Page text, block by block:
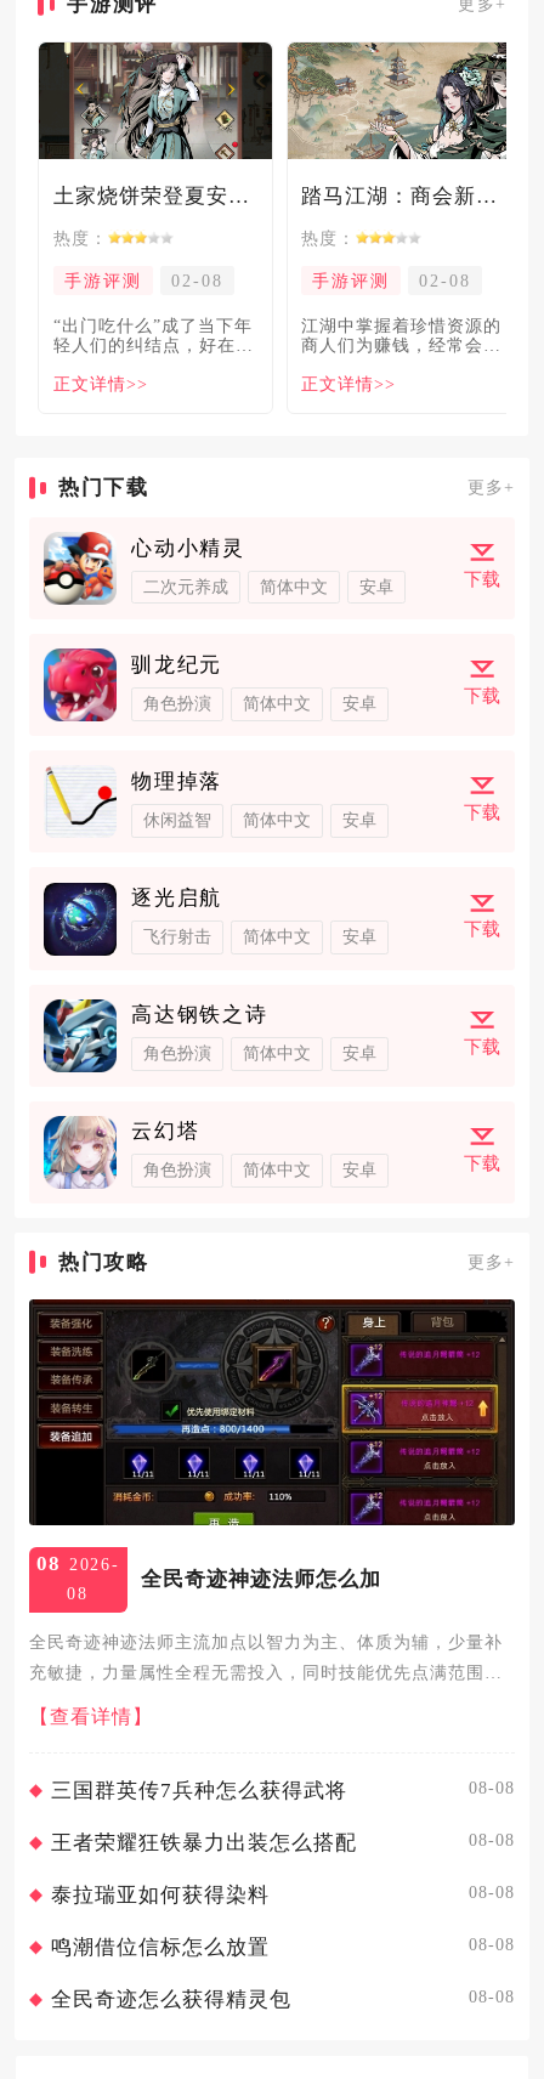
更多+
土家烧饼荣登夏安必吃榜？烧饼西施摇身成流量网红！
热度：
手游评测 02-08
“出门吃什么”成了当下年
轻人们的纠结点，好在美
解
正文详情>>
踏马江湖：商会新玩法坑惨奸商，拼多多砍一砍洗脑夏安！
热度：
手游评测 02-08
​江湖中掌握着珍惜资源的
商人们为赚钱，经常会让
倍，
正文详情>>
热门下载 更多+
心动小精灵
二次元养成 简体中文 安卓 下载
驯龙纪元
角色扮演 简体中文 安卓 下载
物理掉落
休闲益智 简体中文 安卓 下载
逐光启航
飞行射击 简体中文 安卓 下载
高达钢铁之诗
角色扮演 简体中文 安卓 下载
云幻塔
角色扮演 简体中文 安卓 下载
热门攻略 更多+
08
2026-
08
全民奇迹神迹法师怎么加
全民奇迹神迹法师主流加点以智力为主、体质为辅，少量补
充敏捷，力量属性全程无需投入，同时技能优先点满范围输
出与核心被动，搭配护盾、控制技能均衡养成，整体分为纯
输出流、均衡续航流两大实用加点方向，适配日常刷怪、副
【查看详情】
三国群英传7兵种怎么获得武将 08-08
王者荣耀狂铁暴力出装怎么搭配 08-08
泰拉瑞亚如何获得染料 08-08
鸣潮借位信标怎么放置 08-08
全民奇迹怎么获得精灵包 08-08